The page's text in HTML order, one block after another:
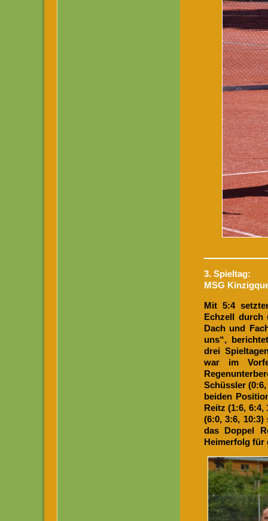
3. Spieltag:
MSG
Mit 5:4
Echzell durch
Dach und
uns“,
drei
war im
Schüssler
beiden
Reitz (1:6, 6:4,
(6:0, 3:6,
das Doppel
Heimerfolg für